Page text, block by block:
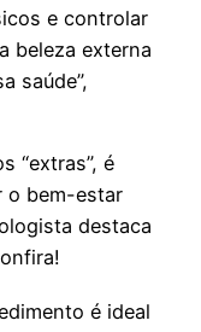
e controlar
beleza externa
saúde”,
“extras”, é
o bem-estar
destaca
é ideal